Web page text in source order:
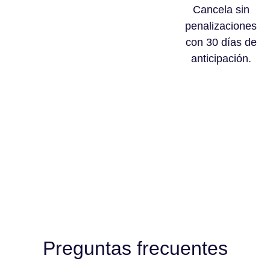
Cancela sin
penalizaciones
con 30 días de
anticipación.
Preguntas frecuentes